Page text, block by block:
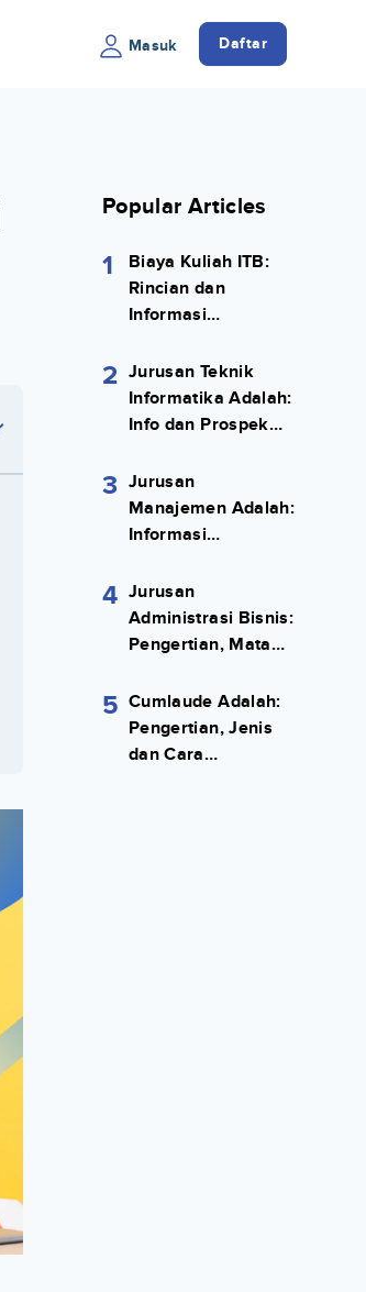
Masuk Daftar
Popular Articles
1
Biaya Kuliah ITB:
Rincian dan
Informasi
2 Jurusan Teknik
Informatika Adalah:
Info dan Prospek
3 Jurusan
Manajemen Adalah:
Informasi
4 Jurusan
Administrasi Bisnis:
Pengertian, Mata
Kerja Lengkap
5 Cumlaude Adalah:
Pengertian, Jenis
dan Cara